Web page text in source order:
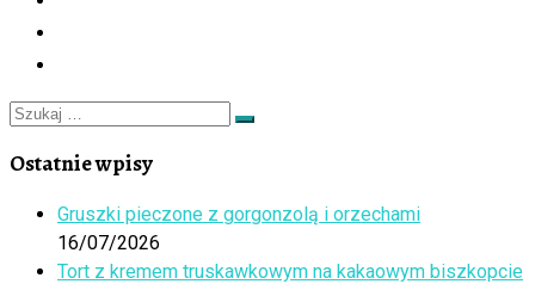
Szukaj
Szukaj
Ostatnie wpisy
Gruszki pieczone z gorgonzolą i orzechami
16/07/2026
Tort z kremem truskawkowym na kakaowym biszkopcie